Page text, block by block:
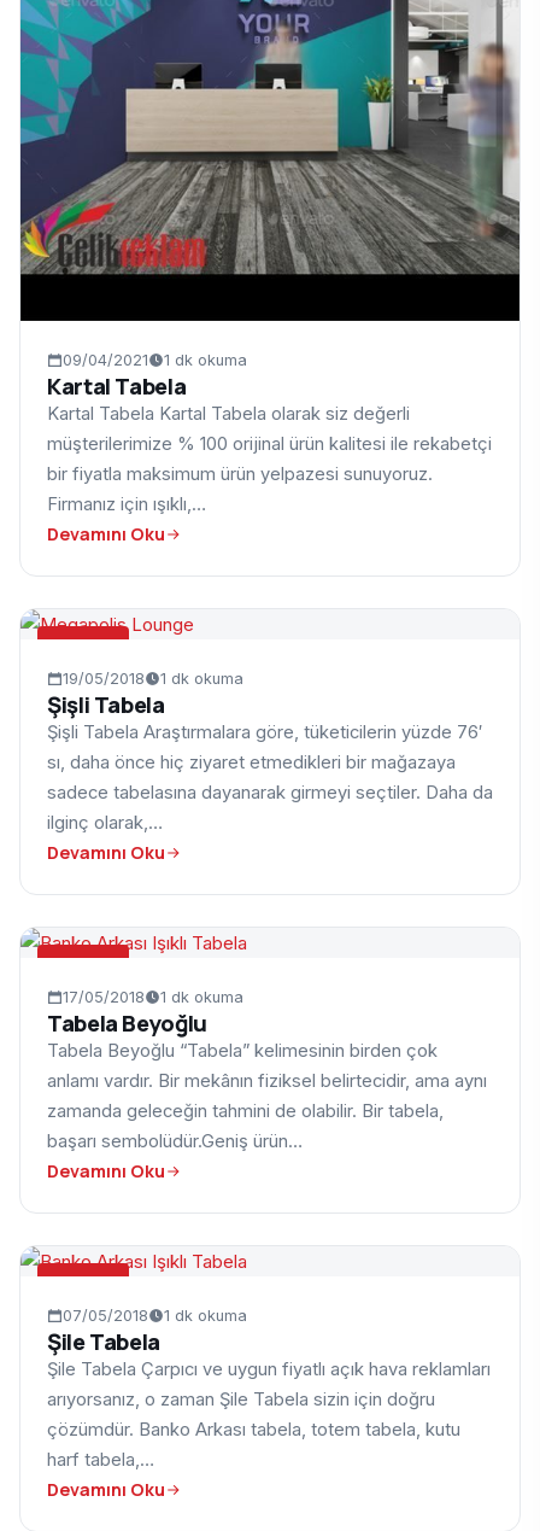
09/04/2021 1 dk okuma
Kartal Tabela
Kartal Tabela Kartal Tabela olarak siz değerli
müşterilerimize % 100 orijinal ürün kalitesi ile rekabetçi
bir fiyatla maksimum ürün yelpazesi sunuyoruz.
Firmanız için ışıklı,…
Devamını Oku
TABELA
19/05/2018 1 dk okuma
Şişli Tabela
Şişli Tabela Araştırmalara göre, tüketicilerin yüzde 76′
sı, daha önce hiç ziyaret etmedikleri bir mağazaya
sadece tabelasına dayanarak girmeyi seçtiler. Daha da
ilginç olarak,…
Devamını Oku
TABELA
17/05/2018 1 dk okuma
Tabela Beyoğlu
Tabela Beyoğlu “Tabela” kelimesinin birden çok
anlamı vardır. Bir mekânın fiziksel belirtecidir, ama aynı
zamanda geleceğin tahmini de olabilir. Bir tabela,
başarı sembolüdür.Geniş ürün…
Devamını Oku
TABELA
07/05/2018 1 dk okuma
Şile Tabela
Şile Tabela Çarpıcı ve uygun fiyatlı açık hava reklamları
arıyorsanız, o zaman Şile Tabela sizin için doğru
çözümdür. Banko Arkası tabela, totem tabela, kutu
harf tabela,…
Devamını Oku